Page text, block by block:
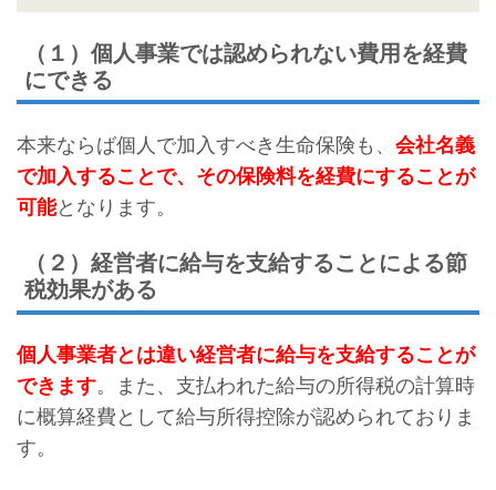
（１）個人事業では認められない費用を経費
にできる
本来ならば個人で加入すべき生命保険も、 会社名義
で加入することで、その保険料を経費にすることが
可能となります。
（２）経営者に給与を支給することによる節
税効果がある
個人事業者とは違い経営者に給与を支給することが
できます。また、支払われた給与の所得税の計算時
に概算経費として給与所得控除が認められておりま
す。